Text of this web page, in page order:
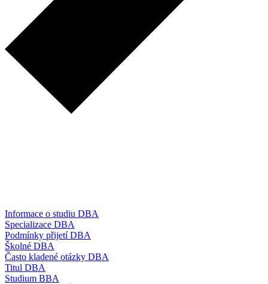
Informace o studiu DBA
Specializace DBA
Podmínky přijetí DBA
Školné DBA
Často kladené otázky DBA
Titul DBA
Studium BBA